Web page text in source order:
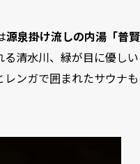
源泉掛け流しの内湯「普賢
清水川、緑が目に優しい
ンガで囲まれたサウナも